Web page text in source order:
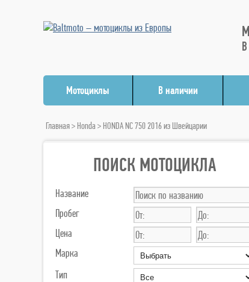
Мотоциклы В наличии
Главная> Honda > HONDA NC 750 2016 из Швейцарии
ПОИСК МОТОЦИКЛА
Название
Пробег
Цена
Марка
Тип